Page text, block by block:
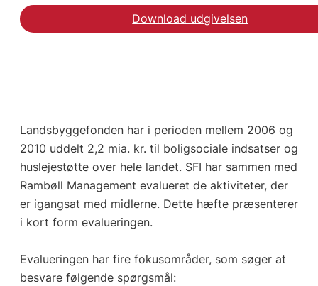
Download udgivelsen
Landsbyggefonden har i perioden mellem 2006 og
2010 uddelt 2,2 mia. kr. til boligsociale indsatser og
huslejestøtte over hele landet. SFI har sammen med
Rambøll Management evalueret de aktiviteter, der
er igangsat med midlerne. Dette hæfte præsenterer
i kort form evalueringen.
Evalueringen har fire fokusområder, som søger at
besvare følgende spørgsmål: